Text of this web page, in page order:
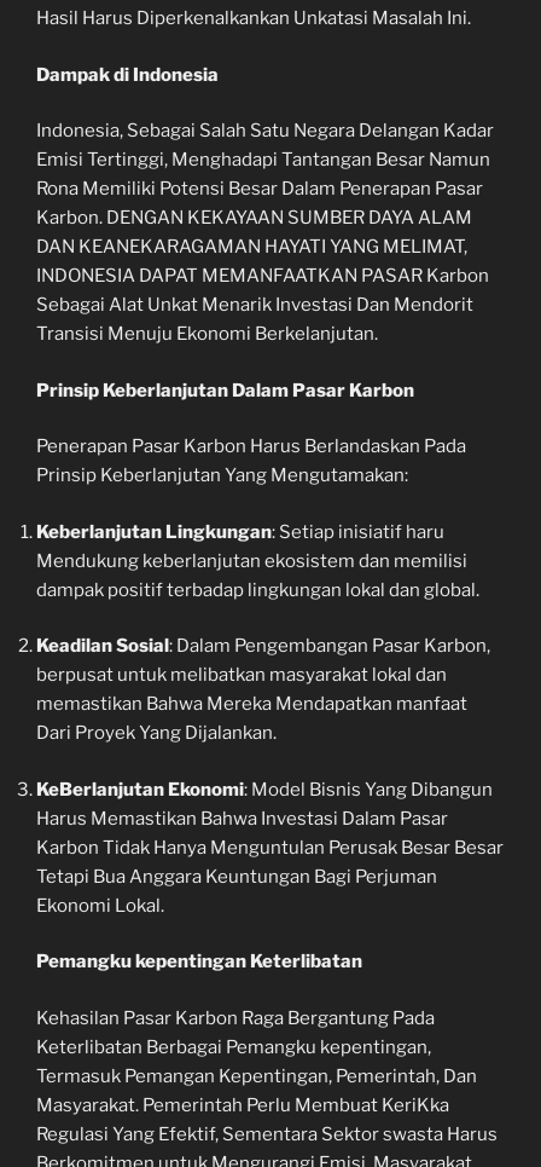
Hasil Harus Diperkenalkankan Unkatasi Masalah Ini.
Dampak di Indonesia
Indonesia, Sebagai Salah Satu Negara Delangan Kadar
Emisi Tertinggi, Menghadapi Tantangan Besar Namun
Rona Memiliki Potensi Besar Dalam Penerapan Pasar
Karbon. DENGAN KEKAYAAN SUMBER DAYA ALAM
DAN KEANEKARAGAMAN HAYATI YANG MELIMAT,
INDONESIA DAPAT MEMANFAATKAN PASAR Karbon
Sebagai Alat Unkat Menarik Investasi Dan Mendorit
Transisi Menuju Ekonomi Berkelanjutan.
Prinsip Keberlanjutan Dalam Pasar Karbon
Penerapan Pasar Karbon Harus Berlandaskan Pada
Prinsip Keberlanjutan Yang Mengutamakan:
Keberlanjutan Lingkungan: Setiap inisiatif haru
Mendukung keberlanjutan ekosistem dan memilisi
dampak positif terbadap lingkungan lokal dan global.
Keadilan Sosial: Dalam Pengembangan Pasar Karbon,
berpusat untuk melibatkan masyarakat lokal dan
memastikan Bahwa Mereka Mendapatkan manfaat
Dari Proyek Yang Dijalankan.
KeBerlanjutan Ekonomi: Model Bisnis Yang Dibangun
Harus Memastikan Bahwa Investasi Dalam Pasar
Karbon Tidak Hanya Menguntulan Perusak Besar Besar
Tetapi Bua Anggara Keuntungan Bagi Perjuman
Ekonomi Lokal.
Pemangku kepentingan Keterlibatan
Kehasilan Pasar Karbon Raga Bergantung Pada
Keterlibatan Berbagai Pemangku kepentingan,
Termasuk Pemangan Kepentingan, Pemerintah, Dan
Masyarakat. Pemerintah Perlu Membuat KeriKka
Regulasi Yang Efektif, Sementara Sektor swasta Harus